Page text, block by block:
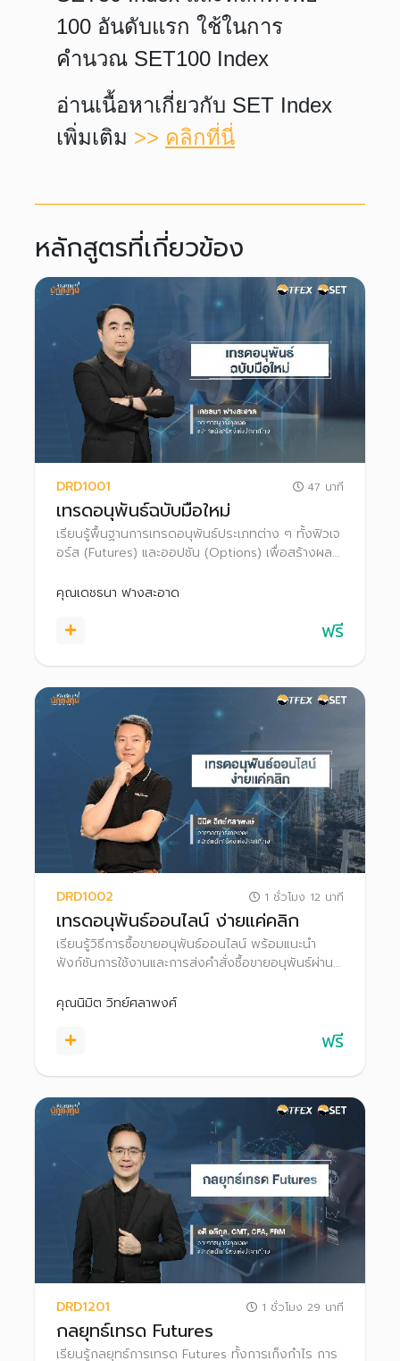
100 อันดับแรก ใช้ในการ
คำนวณ SET100 Index
อ่านเนื้อหาเกี่ยวกับ SET Index
เพิ่มเติม >> คลิกที่นี่
หลักสูตรที่เกี่ยวข้อง
DRD1001 47 นาที
เทรดอนุพันธ์ฉบับมือใหม่
เรียนรู้พื้นฐานการเทรดอนุพันธ์ประเภทต่าง ๆ ทั้งฟิวเจ
อร์ส (Futures) และออปชัน (Options) เพื่อสร้างผล
ภาวะตลาดขาขึ้นและขาลง
คุณเดชธนา ฟางสะอาด
ฟรี
DRD1002 1 ชั่วโมง 12 นาที
เทรดอนุพันธ์ออนไลน์ ง่ายแค่คลิก
เรียนรู้วิธีการซื้อขายอนุพันธ์ออนไลน์ พร้อมแนะนำ
ฟังก์ชันการใช้งานและการส่งคำสั่งซื้อขายอนุพันธ์ผ่าน
คุณนิมิต วิทย์ศลาพงศ์
ฟรี
DRD1201 1 ชั่วโมง 29 นาที
กลยุทธ์เทรด Futures
เรียนรู้กลยุทธ์การเทรด Futures ทั้งการเก็งกําไร การ